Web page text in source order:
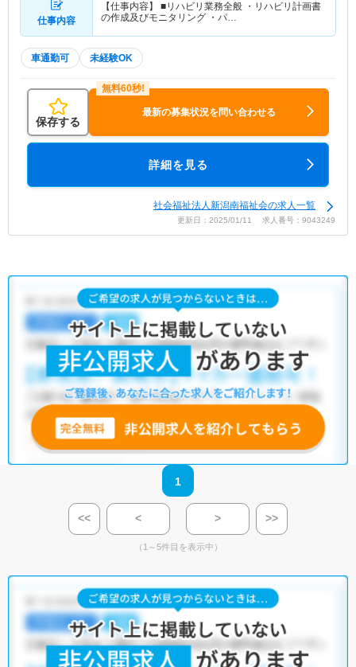
仕事内容
【仕事内容】 ■リハビリ業務全般 ・リハビリ計画書
の作成及びモニタリング ・パ…
車通勤可 未経験OK
保存する
最新の募集状況を問い合わせる
詳細を見る
社会福祉法人新潟南福祉会の求人一覧
更新日：2025/01/11 求人番号：9043249
1
<< < > >>
（1～5件目を表示中）